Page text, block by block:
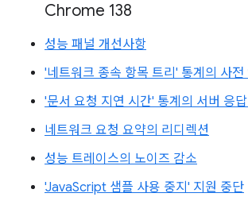
Chrome 138
성능 패널 개선사항
'네트워크 종속 항목 트리' 통계의 사전
'문서 요청 지연 시간' 통계의 서버 응
네트워크 요청 요약의 리디렉션
성능 트레이스의 노이즈 감소
'JavaScript 샘플 사용 중지' 지원 중단